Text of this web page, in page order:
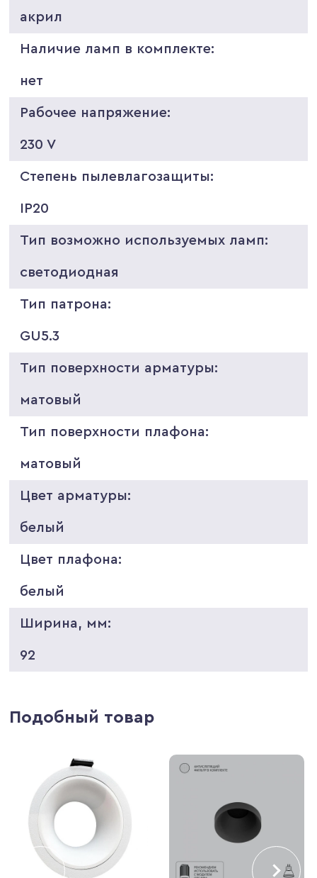
акрил
Наличие ламп в комплекте:
нет
Рабочее напряжение:
230 V
Степень пылевлагозащиты:
IP20
Тип возможно используемых ламп:
светодиодная
Тип патрона:
GU5.3
Тип поверхности арматуры:
матовый
Тип поверхности плафона:
матовый
Цвет арматуры:
белый
Цвет плафона:
белый
Ширина, мм:
92
Подобный товар